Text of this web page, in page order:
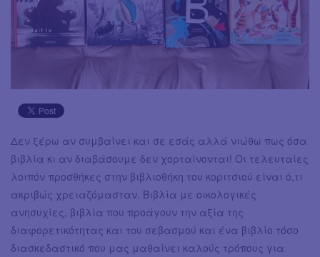
Δεν ξέρω αν συμβαίνει και σε εσάς αλλά νιώθω πως όσα
βιβλία κι αν διαβάσουμε δεν χορταίνονται! Οι τελευταίες
λοιπόν προσθήκες στην βιβλιοθήκη του κοριτσιού είναι ό,τι
ακριβώς χρειαζόμασταν. Βιβλία με οικολογικές
ανησυχίες, βιβλία που προάγουν την αξία της
διαφορετικότητας και του σεβασμού και ένα βιβλίο τόσο
διασκεδαστικό που μας μαθαίνει καλούς τρόπους για